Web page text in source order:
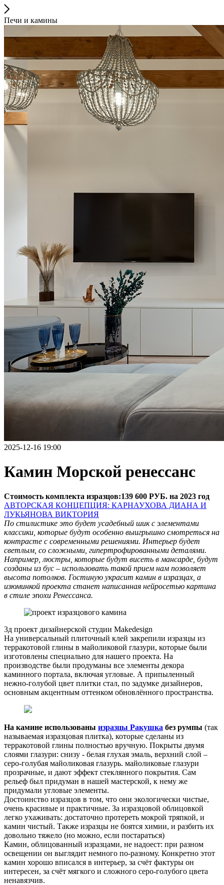
Печи и камины
2025-12-16 19:00
Камин Морской ренессанс
Стоимость комплекта изразцов:139 600 РУБ. на 2023 год
АВТОРСКАЯ КОНЦЕПЦИЯ: КАРНАУХОВА ДИАНА И
ЛУКЬЯНОВА ВИКТОРИЯ
По стилистике это будет усадебный шик с элементами
классики, которые будут особенно выигрышно смотреться на
контрасте с современными решениями. Интерьер будет
светлым, со сложными, гипертрофированными деталями.
Например, люстры, которые будут висеть в мансарде, будут
созданы из бус – использовать такой прием нам позволяет
высота потолков. Гостиную украсит камин в изразцах, а
изюминкой проекта станет написанная нейросетью картина
в стиле эпохи Ренессанса.
3д проект дизайнерской студии Makedesign
На универсальный плиточный клей закрепили изразцы из
терракотовой глины в майоликовой глазури, которые были
изготовлены специально для нашего проекта. На
производстве были продуманы все элементы декора
каминного портала, включая угловые. А припыленный
нежно-голубой цвет плитки стал, по задумке дизайнеров,
основным акцентным оттенком обновлённого пространства.
На камине использованы изразцы Ракушка без румпы (так
называемая изразцовая плитка), которые сделаны из
терракотовой глины полностью вручную. Покрыты двумя
слоями глазури: снизу - белая глухая эмаль, верхний слой –
серо-голубая майоликовая глазурь. майоликовые глазури
прозрачные, и дают эффект стеклянного покрытия. Сам
рельеф был придуман в нашей мастерской, к нему же
придумали угловые элементы.
Достоинство изразцов в том, что они экологически чистые,
очень красивые и практичные. За изразцовой облицовкой
легко ухаживать: достаточно протереть мокрой тряпкой, и
камин чистый. Также изразцы не боятся химии, и разбить их
довольно тяжело (но можно, если постараться)
Камин, облицованный изразцами, не надоест: при разном
освещении он выглядит немного по-разному. Конкретно этот
камин хорошо вписался в интерьер, за счёт фактуры он
интересен, за счёт мягкого и сложного серо-голубого цвета
ненавязчив.